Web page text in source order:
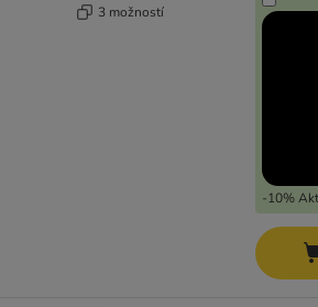
3 možností
-10%